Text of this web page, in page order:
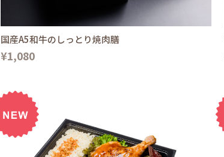
国産A5和牛のしっとり焼肉膳
¥1,080